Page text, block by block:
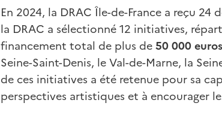
En 2024, la DRAC Île-de-France a reçu
la DRAC a sélectionné 12 initiatives,
financement total de plus de50 000 euros
Seine-Saint-Denis, le Val-de-Marne, la
de ces initiatives a été retenue pour sa
perspectives artistiques et à encourager